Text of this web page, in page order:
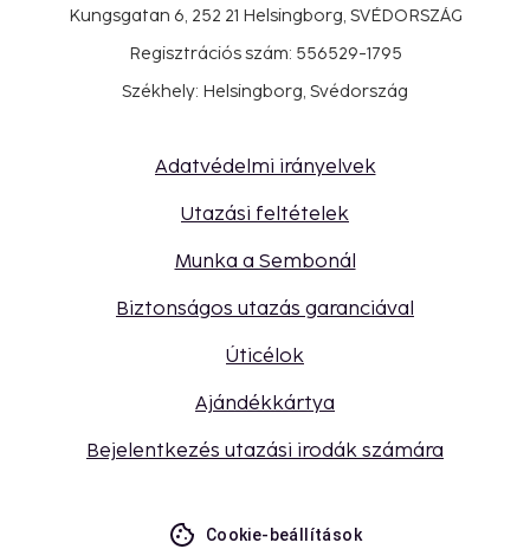
Kungsgatan 6, 252 21 Helsingborg, SVÉDORSZÁG
Regisztrációs szám: 556529-1795
Székhely: Helsingborg, Svédország
Adatvédelmi irányelvek
Utazási feltételek
Munka a Sembonál
Biztonságos utazás garanciával
Úticélok
Ajándékkártya
Bejelentkezés utazási irodák számára
Cookie-beállítások